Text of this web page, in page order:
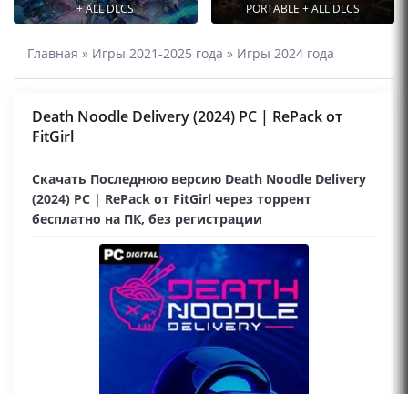
+ ALL DLCS
PORTABLE + ALL DLCS
Главная » Игры 2021-2025 года » Игры 2024 года
Death Noodle Delivery (2024) PC | RePack от
FitGirl
Скачать Последнюю версию Death Noodle Delivery
(2024) PC | RePack от FitGirl через торрент
бесплатно на ПК, без регистрации